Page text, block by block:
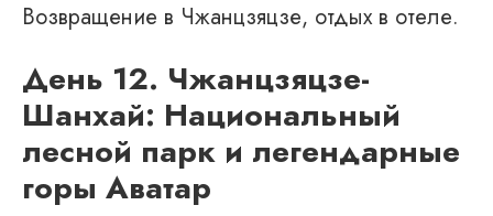
Возвращение в Чжанцзяцзе, отдых в отеле.
День 12. Чжанцзяцзе-
Шанхай: Национальный
лесной парк и легендарные
горы Аватар